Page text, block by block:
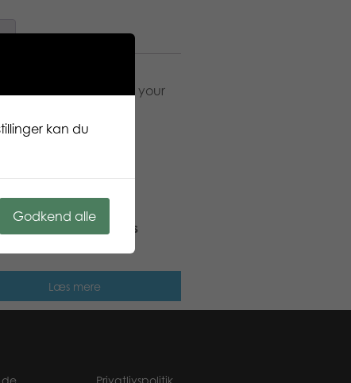
of exotic birds lets your
puzzle: Water colors
Læs mere
kan du
Godkend alle